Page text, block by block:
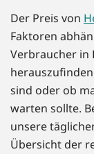
Der Preis von
Faktoren
Verbraucher in
sind oder ob
warten sollte.
unsere
Übersicht der